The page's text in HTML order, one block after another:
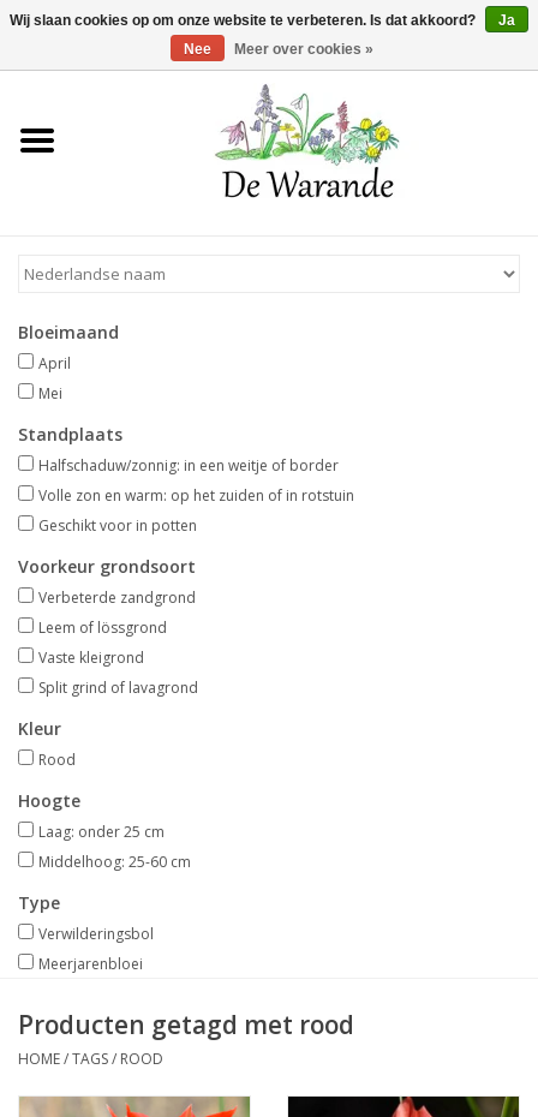
Winkelwagen >0 Artikelen - €0,00
Home
Voorjaarsbloeiers
Zomerbloeiers
Herfstbloeiers
Schaduwplanten
Aanbiedingen
Bodemverbetering
Overige producten
Advies
Onze tuinen!
Sterke Bollen Dagen
Nieuws
Bloeimaand
April
Mei
Standplaats
Halfschaduw/zonnig: in een weitje of border
Volle zon en warm: op het zuiden of in rotstuin
Geschikt voor in potten
Voorkeur grondsoort
Verbeterde zandgrond
Leem of lössgrond
Vaste kleigrond
Split grind of lavagrond
Kleur
Rood
Hoogte
Laag: onder 25 cm
Middelhoog: 25-60 cm
Type
Verwilderingsbol
Meerjarenbloei
Producten getagd met rood
HOME/TAGS/ ROOD
Wij slaan cookies op om onze website te verbeteren. Is dat akkoord?
Ja
Nee
Meer over cookies »